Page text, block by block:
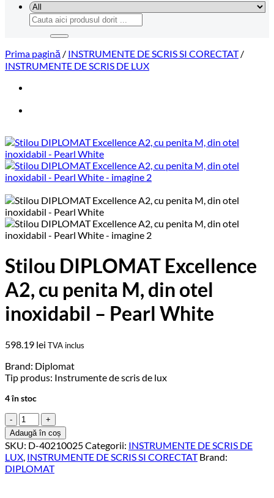
Caută
după:
Prima pagină / INSTRUMENTE DE SCRIS SI CORECTAT /
INSTRUMENTE DE SCRIS DE LUX
Stilou DIPLOMAT Excellence
A2, cu penita M, din otel
inoxidabil – Pearl White
598.19 lei TVA inclus
Brand: Diplomat
Tip produs: Instrumente de scris de lux
4 în stoc
Cantitate
Stilou
DIPLOMAT
Excellence
A2,
cu
Adaugă în coș
SKU: D-40210025Categorii: INSTRUMENTE DE SCRIS DE
LUX, INSTRUMENTE DE SCRIS SI CORECTAT Brand:
DIPLOMAT